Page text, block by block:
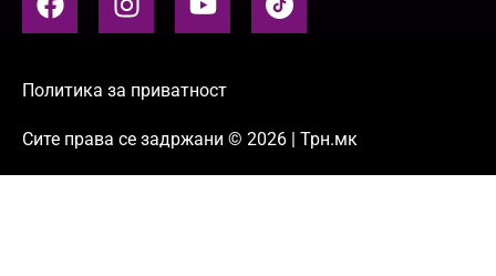
Политика за приватност
Сите права се задржани © 2026 | Трн.мк